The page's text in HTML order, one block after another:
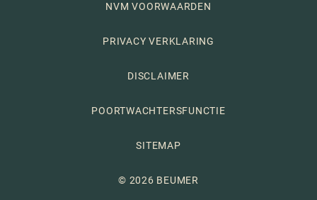
NVM VOORWAARDEN
PRIVACY VERKLARING
DISCLAIMER
POORTWACHTERSFUNCTIE
SITEMAP
© 2026 BEUMER